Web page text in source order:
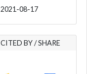
2021-08-17
CITED BY / SHARE